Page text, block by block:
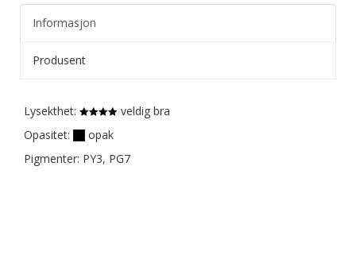
Informasjon
Produsent
Lysekthet:
veldig bra
Opasitet:
opak
Pigmenter: PY3, PG7